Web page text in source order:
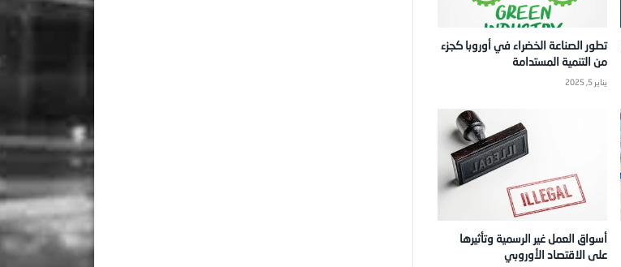
تطور الصناعة الخضراء في أوروبا كجزء
من التنمية المستدامة
يناير 5, 2025
أسواق العمل غير الرسمية وتأثيرها
على الاقتصاد الأوروبي